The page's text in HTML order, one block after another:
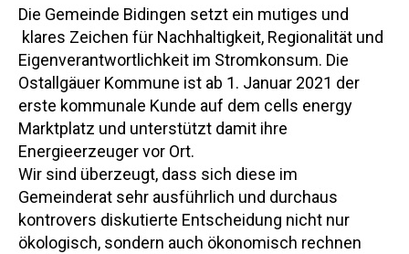
Die Gemeinde Bidingen setzt ein mutiges und
klares Zeichen für Nachhaltigkeit, Regionalität und
Eigenverantwortlichkeit im Stromkonsum. Die
Ostallgäuer Kommune ist ab 1. Januar 2021 der
erste kommunale Kunde auf dem cells energy
Marktplatz und unterstützt damit ihre
Energieerzeuger vor Ort.
Wir sind überzeugt, dass sich diese im
Gemeinderat sehr ausführlich und durchaus
kontrovers diskutierte Entscheidung nicht nur
ökologisch, sondern auch ökonomisch rechnen